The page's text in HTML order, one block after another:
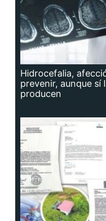
Hidrocefalia,
prevenir, aunque sí
producen